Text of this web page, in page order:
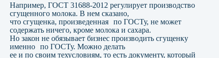
Например, ГОСТ 31688-2012 регулирует производство
сгущенного молока. В нем сказано,
что сгущенка, произведенная по ГОСТу, не может
содержать ничего, кроме молока и сахара.
Но закон не обязывает бизнес производить сгущенку
именно по ГОСТу. Можно делать
ее и по своим техусловиям, то есть документу, который
Оставьте заявку на бесплатную